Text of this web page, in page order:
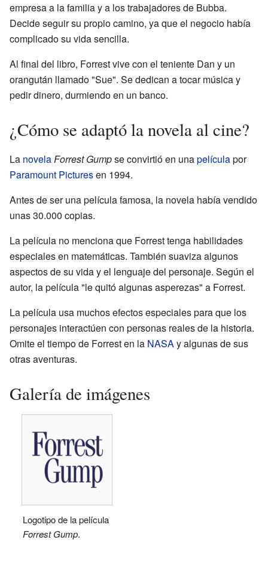
empresa a la familia y a los trabajadores de Bubba.
Decide seguir su propio camino, ya que el negocio había
complicado su vida sencilla.
Al final del libro, Forrest vive con el teniente Dan y un
orangután llamado "Sue". Se dedican a tocar música y
pedir dinero, durmiendo en un banco.
¿Cómo se adaptó la novela al cine?
La novelaForrest Gumpse convirtió en unapelículapor
Paramount Picturesen 1994.
Antes de ser una película famosa, la novela había vendido
unas 30.000 copias.
La película no menciona que Forrest tenga habilidades
especiales en matemáticas. También suaviza algunos
aspectos de su vida y el lenguaje del personaje. Según el
autor, la película "le quitó algunas asperezas" a Forrest.
La película usa muchos efectos especiales para que los
personajes interactúen con personas reales de la historia.
Omite el tiempo de Forrest en la NASAy algunas de sus
otras aventuras.
Galería de imágenes
Logotipo de la película
Forrest Gump.